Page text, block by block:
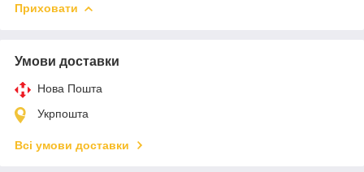
Приховати
Умови доставки
Нова Пошта
Укрпошта
Всі умови доставки